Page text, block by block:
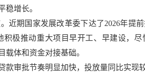
稳增长。
近期国家发展改革委下达了2026年提前
积极推动重大项目早开工、早建设，
体和资金对接基础。
审批节奏明显加快，投放量同比实现